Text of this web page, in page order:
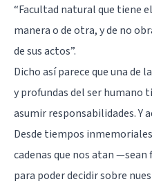
“Facultad natural que tiene
manera o de otra, y de no
de sus actos”.
Dicho así parece que una de
y profundas del ser humano
asumir responsabilidades. Y
Desde tiempos
cadenas que nos atan
para poder decidir sobre